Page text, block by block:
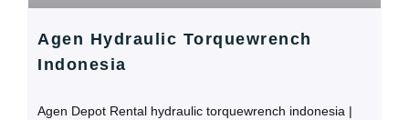
Agen Hydraulic Torquewrench
Indonesia
Agen Depot Rental hydraulic torquewrench indonesia |